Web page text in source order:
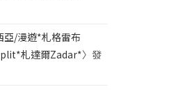
亞/漫遊*札格雷布
札達爾Zadar*〉發